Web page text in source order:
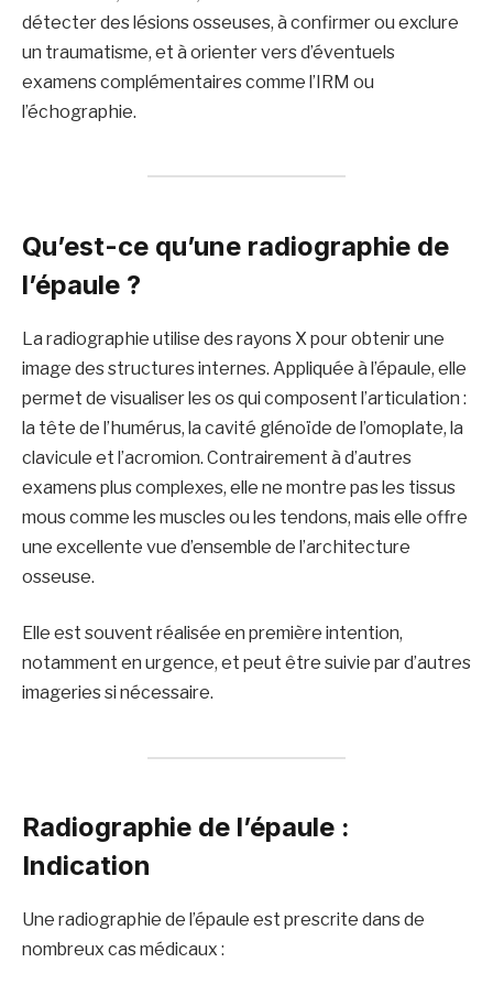
détecter des lésions osseuses, à confirmer ou exclure
un traumatisme, et à orienter vers d’éventuels
examens complémentaires comme l’IRM ou
l’échographie.
Qu’est-ce qu’une radiographie de
l’épaule ?
La radiographie utilise des rayons X pour obtenir une
image des structures internes. Appliquée à l’épaule, elle
permet de visualiser les os qui composent l’articulation :
la tête de l’humérus, la cavité glénoïde de l’omoplate, la
clavicule et l’acromion. Contrairement à d’autres
examens plus complexes, elle ne montre pas les tissus
mous comme les muscles ou les tendons, mais elle offre
une excellente vue d’ensemble de l’architecture
osseuse.
Elle est souvent réalisée en première intention,
notamment en urgence, et peut être suivie par d’autres
imageries si nécessaire.
Radiographie de l’épaule :
Indication
Une radiographie de l’épaule est prescrite dans de
nombreux cas médicaux :